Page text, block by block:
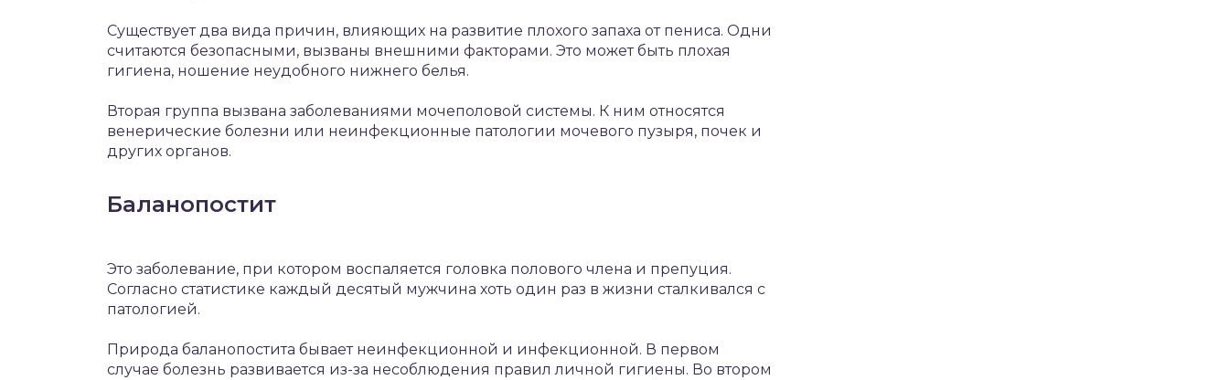
Существует два вида причин, влияющих на развитие плохого запаха от пениса. Одни
считаются безопасными, вызваны внешними факторами. Это может быть плохая
гигиена, ношение неудобного нижнего белья.
Вторая группа вызвана заболеваниями мочеполовой системы. К ним относятся
венерические болезни или неинфекционные патологии мочевого пузыря, почек и
других органов.
Баланопостит
Это заболевание, при котором воспаляется головка полового члена и препуция.
Согласно статистике каждый десятый мужчина хоть один раз в жизни сталкивался с
патологией.
Природа баланопостита бывает неинфекционной и инфекционной. В первом
случае болезнь развивается из-за несоблюдения правил личной гигиены. Во втором